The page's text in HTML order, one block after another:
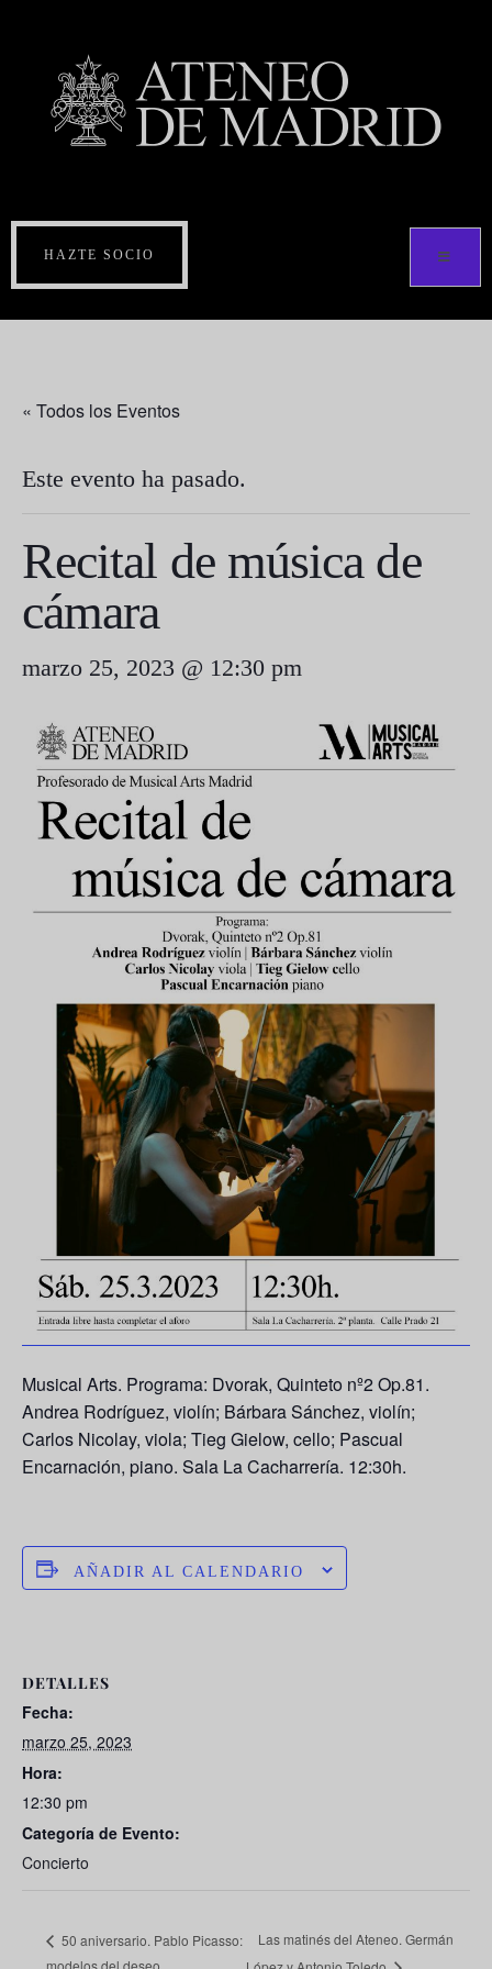
HAZTE SOCIO
« Todos los Eventos
Este evento ha pasado.
Recital de música de
cámara
marzo 25, 2023 @ 12:30 pm
Musical Arts. Programa: Dvorak, Quinteto nº2 Op.81.
Andrea Rodríguez, violín; Bárbara Sánchez, violín;
Carlos Nicolay, viola; Tieg Gielow, cello; Pascual
Encarnación, piano. Sala La Cacharrería. 12:30h.
AÑADIR AL CALENDARIO
DETALLES
Fecha:
marzo 25, 2023
Hora:
12:30 pm
Categoría de Evento:
Concierto
50 aniversario. Pablo Picasso:
Las matinés del Ateneo. Germán